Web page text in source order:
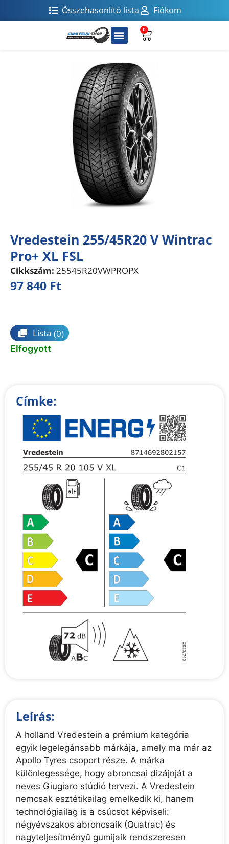
Összehasonlító lista Fiókom
0
Vredestein 255/45R20 V Wintrac
Pro+ XL FSL
Cikkszám: 25545R20VWPROPX
97 840 Ft
Lista (0)
Elfogyott
Címke:
Leírás:
A holland Vredestein a prémium kategória
egyik legelegánsabb márkája, amely ma már az
Apollo Tyres csoport része. A márka
különlegessége, hogy abroncsai dizájnját a
neves Giugiaro stúdió tervezi. A Vredestein
nemcsak esztétikailag emelkedik ki, hanem
technológiailag is a csúcsot képviseli:
négyévszakos abroncsaik (Quatrac) és
nagyteljesítményű gumijaik rendszeresen